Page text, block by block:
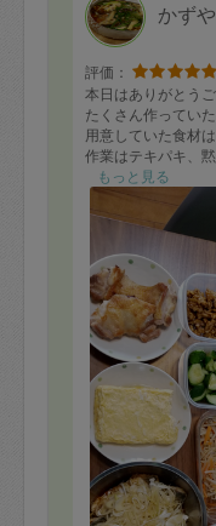
かずや
評価：
本日はありがとうご
たくさん作っていた
用意していた食材
作業はテキパキ、
いました。
味見をしながら冷
ったです。
またお願いしたいで
もっと見る